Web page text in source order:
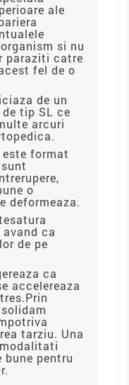
ale
si nu
paraziti catre
fel de o
de un
tip SL ce
arcuri
format
o
deformeaza.
ca
de pe
ca
accelereaza
tarziu. Una
bune pentru